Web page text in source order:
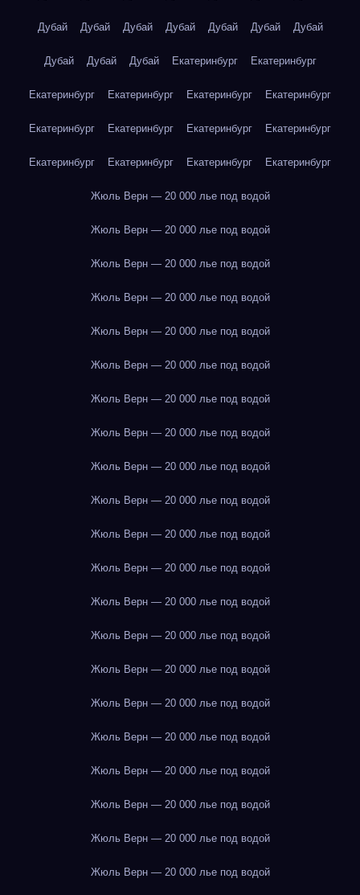
Дубай Дубай Дубай Дубай Дубай Дубай Дубай
Дубай Дубай Дубай Екатеринбург Екатеринбург
Екатеринбург Екатеринбург Екатеринбург Екатеринбург
Екатеринбург Екатеринбург Екатеринбург Екатеринбург
Екатеринбург Екатеринбург Екатеринбург Екатеринбург
Жюль Верн — 20 000 лье под водой
Жюль Верн — 20 000 лье под водой
Жюль Верн — 20 000 лье под водой
Жюль Верн — 20 000 лье под водой
Жюль Верн — 20 000 лье под водой
Жюль Верн — 20 000 лье под водой
Жюль Верн — 20 000 лье под водой
Жюль Верн — 20 000 лье под водой
Жюль Верн — 20 000 лье под водой
Жюль Верн — 20 000 лье под водой
Жюль Верн — 20 000 лье под водой
Жюль Верн — 20 000 лье под водой
Жюль Верн — 20 000 лье под водой
Жюль Верн — 20 000 лье под водой
Жюль Верн — 20 000 лье под водой
Жюль Верн — 20 000 лье под водой
Жюль Верн — 20 000 лье под водой
Жюль Верн — 20 000 лье под водой
Жюль Верн — 20 000 лье под водой
Жюль Верн — 20 000 лье под водой
Жюль Верн — 20 000 лье под водой